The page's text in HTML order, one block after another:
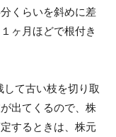
くらいを斜めに差
ヶ月ほどで根付き
て古い枝を切り取
出てくるので、株
するときは、株元